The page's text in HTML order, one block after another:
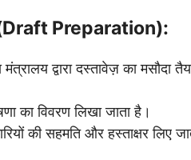
(Draft Preparation):
द्वारा दस्तावेज़ का मसौदा
का विवरण लिखा जाता है।
की सहमति और हस्ताक्षर लिए